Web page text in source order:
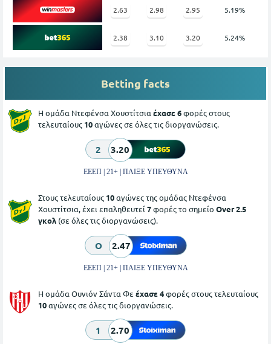
2.63 2.98 2.95 5.19%
2.38 3.10 3.20 5.24%
Betting facts
Η ομάδα Ντεφένσα Xουστίτσια έχασε 6φορές στους
τελευταίους 10αγώνες σε όλες τις διοργανώσεις.
2 3.20
ΕΕΕΠ | 21+ | ΠΑΙΞΕ ΥΠΕΥΘΥΝΑ
Στους τελευταίους 10αγώνες της ομάδας Ντεφένσα
Xουστίτσια, έχει επαληθευτεί 7φορές το σημείο Over 2.5
γκολ (σε όλες τις διοργανώσεις).
O 2.47
ΕΕΕΠ | 21+ | ΠΑΙΞΕ ΥΠΕΥΘΥΝΑ
Η ομάδα Ουνιόν Σάντα Φε έχασε 4φορές στους τελευταίους
10αγώνες σε όλες τις διοργανώσεις.
1 2.70